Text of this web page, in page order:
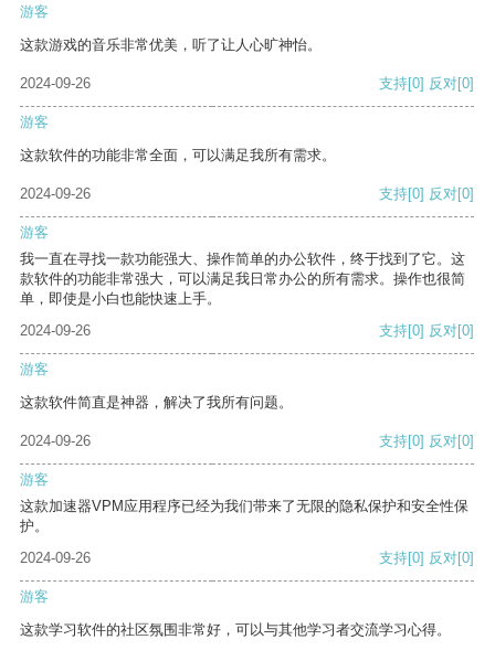
游客
这款游戏的音乐非常优美，听了让人心旷神怡。
2024-09-26 支持[0] 反对[0]
游客
这款软件的功能非常全面，可以满足我所有需求。
2024-09-26 支持[0] 反对[0]
游客
我一直在寻找一款功能强大、操作简单的办公软件，终于找到了它。这
款软件的功能非常强大，可以满足我日常办公的所有需求。操作也很简
单，即使是小白也能快速上手。
2024-09-26
支持[0] 反对[0]
游客
这款软件简直是神器，解决了我所有问题。
2024-09-26 支持[0] 反对[0]
游客
这款加速器VPM应用程序已经为我们带来了无限的隐私保护和安全性保
护。
2024-09-26
支持[0] 反对[0]
游客
这款学习软件的社区氛围非常好，可以与其他学习者交流学习心得。